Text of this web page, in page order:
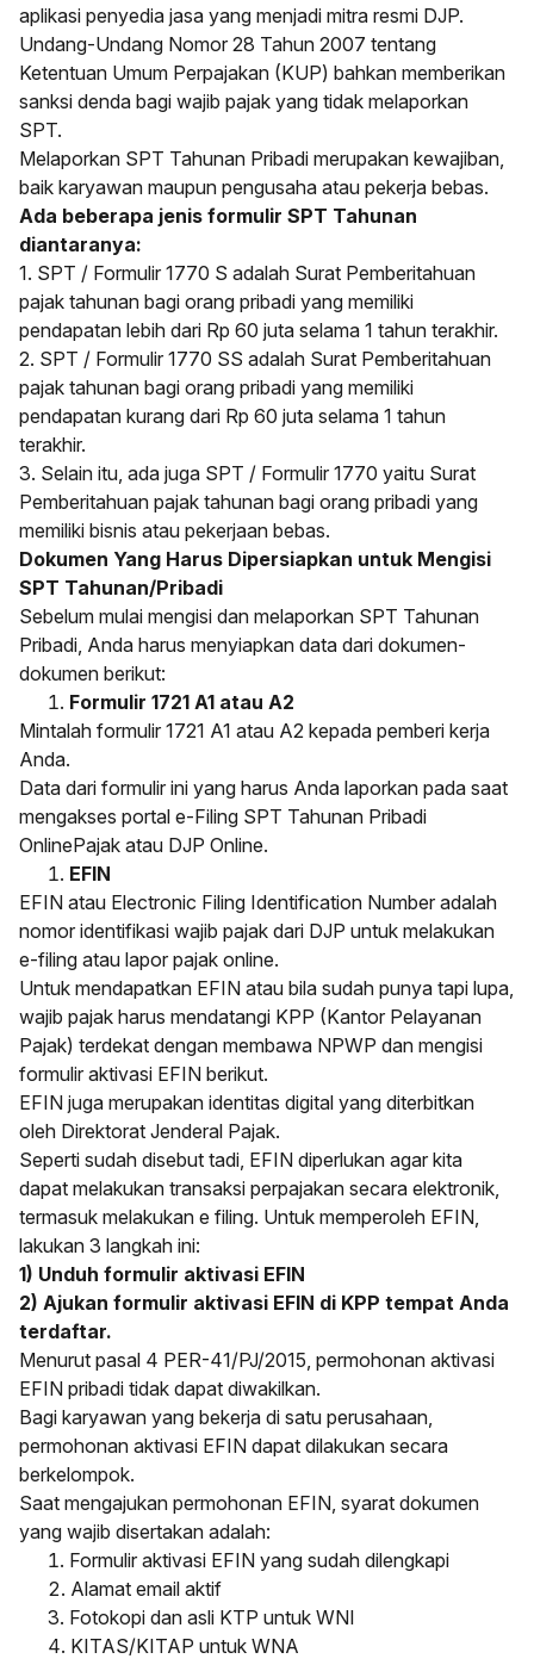
aplikasi penyedia jasa yang menjadi mitra resmi DJP.
Undang-Undang Nomor 28 Tahun 2007 tentang
Ketentuan Umum Perpajakan (KUP) bahkan memberikan
sanksi denda bagi wajib pajak yang tidak melaporkan
SPT.
Melaporkan SPT Tahunan Pribadi merupakan kewajiban,
baik karyawan maupun pengusaha atau pekerja bebas.
Ada beberapa jenis formulir SPT Tahunan
diantaranya:
1. SPT / Formulir 1770 S adalah Surat Pemberitahuan
pajak tahunan bagi orang pribadi yang memiliki
pendapatan lebih dari Rp 60 juta selama 1 tahun terakhir.
2. SPT / Formulir 1770 SS adalah Surat Pemberitahuan
pajak tahunan bagi orang pribadi yang memiliki
pendapatan kurang dari Rp 60 juta selama 1 tahun
terakhir.
3. Selain itu, ada juga SPT / Formulir 1770 yaitu Surat
Pemberitahuan pajak tahunan bagi orang pribadi yang
memiliki bisnis atau pekerjaan bebas.
Dokumen Yang Harus Dipersiapkan untuk Mengisi
SPT Tahunan/Pribadi
Sebelum mulai mengisi dan melaporkan SPT Tahunan
Pribadi, Anda harus menyiapkan data dari dokumen-
dokumen berikut:
Formulir 1721 A1 atau A2
Mintalah formulir 1721 A1 atau A2 kepada pemberi kerja
Anda.
Data dari formulir ini yang harus Anda laporkan pada saat
mengakses portal e-Filing SPT Tahunan Pribadi
OnlinePajak atau DJP Online.
EFIN
EFIN atau Electronic Filing Identification Number adalah
nomor identifikasi wajib pajak dari DJP untuk melakukan
e-filing atau lapor pajak online.
Untuk mendapatkan EFIN atau bila sudah punya tapi lupa,
wajib pajak harus mendatangi KPP (Kantor Pelayanan
Pajak) terdekat dengan membawa NPWP dan mengisi
formulir aktivasi EFIN berikut.
EFIN juga merupakan identitas digital yang diterbitkan
oleh Direktorat Jenderal Pajak.
Seperti sudah disebut tadi, EFIN diperlukan agar kita
dapat melakukan transaksi perpajakan secara elektronik,
termasuk melakukan e filing. Untuk memperoleh EFIN,
lakukan 3 langkah ini:
1) Unduh formulir aktivasi EFIN
2) Ajukan formulir aktivasi EFIN di KPP tempat Anda
terdaftar.
Menurut pasal 4 PER-41/PJ/2015, permohonan aktivasi
EFIN pribadi tidak dapat diwakilkan.
Bagi karyawan yang bekerja di satu perusahaan,
permohonan aktivasi EFIN dapat dilakukan secara
berkelompok.
Saat mengajukan permohonan EFIN, syarat dokumen
yang wajib disertakan adalah:
Formulir aktivasi EFIN yang sudah dilengkapi
Alamat email aktif
Fotokopi dan asli KTP untuk WNI
KITAS/KITAP untuk WNA